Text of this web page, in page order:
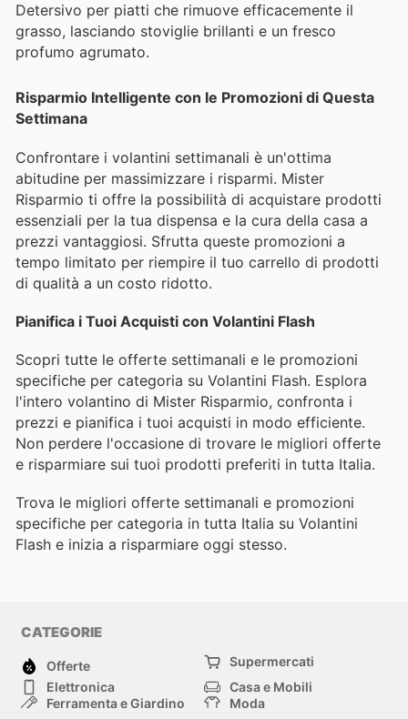
Detersivo per piatti che rimuove efficacemente il
grasso, lasciando stoviglie brillanti e un fresco
profumo agrumato.
Risparmio Intelligente con le Promozioni di Questa
Settimana
Confrontare i volantini settimanali è un'ottima
abitudine per massimizzare i risparmi. Mister
Risparmio ti offre la possibilità di acquistare prodotti
essenziali per la tua dispensa e la cura della casa a
prezzi vantaggiosi. Sfrutta queste promozioni a
tempo limitato per riempire il tuo carrello di prodotti
di qualità a un costo ridotto.
Pianifica i Tuoi Acquisti con Volantini Flash
Scopri tutte le offerte settimanali e le promozioni
specifiche per categoria su Volantini Flash. Esplora
l'intero volantino di Mister Risparmio, confronta i
prezzi e pianifica i tuoi acquisti in modo efficiente.
Non perdere l'occasione di trovare le migliori offerte
e risparmiare sui tuoi prodotti preferiti in tutta Italia.
Trova le migliori offerte settimanali e promozioni
specifiche per categoria in tutta Italia su Volantini
Flash e inizia a risparmiare oggi stesso.
CATEGORIE
Offerte
Supermercati
Elettronica
Casa e Mobili
Ferramenta e Giardino
Moda